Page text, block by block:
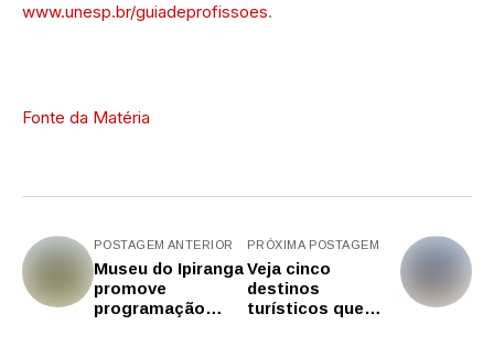
www.unesp.br/guiadeprofissoes.
Fonte da Matéria
POSTAGEM ANTERIOR
Museu do Ipiranga
promove
programação
PRÓXIMA POSTAGEM
Veja cinco
destinos
turísticos que